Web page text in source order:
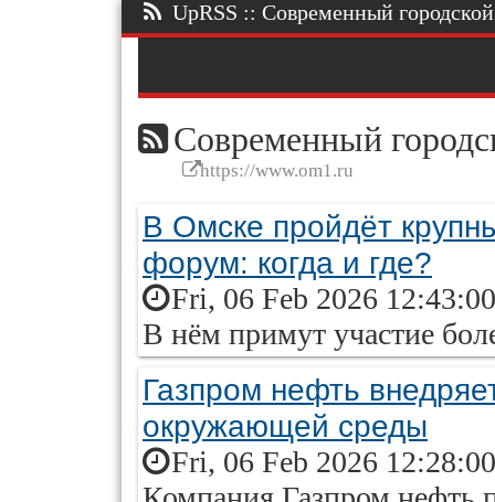
UpRSS :: Современный
Современный
https://www.om1.ru
В Омске пройдёт
форум: когда и где?
Fri, 06 Feb 2026
В нём примут участие
Газпром нефть
окружающей среды
Fri, 06 Feb 2026